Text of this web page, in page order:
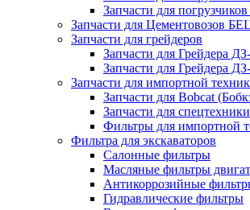
Запчасти для
Запчасти для Цементовозов
Запчасти для грейдеров
Запчасти для Грейдера
Запчасти для Грейдера
Запчасти для импортной
Запчасти для Bobcat
Запчасти для
Фильтры для импортной
Фильтра для экскаваторов
Салонные фильтры
Масляные фильтры
Антикоррозийные
Гидравлические фильтры